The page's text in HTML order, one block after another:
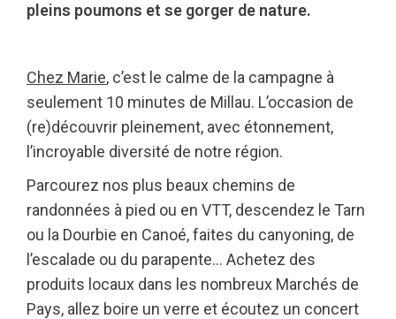
pleins poumons et se gorger de nature.
Chez Marie, c’est le calme de la campagne à
seulement 10 minutes de Millau. L’occasion de
(re)découvrir pleinement, avec étonnement,
l’incroyable diversité de notre région.
Parcourez nos plus beaux chemins de
randonnées à pied ou en VTT, descendez le Tarn
ou la Dourbie en Canoé, faites du canyoning, de
l’escalade ou du parapente… Achetez des
produits locaux dans les nombreux Marchés de
Pays, allez boire un verre et écoutez un concert